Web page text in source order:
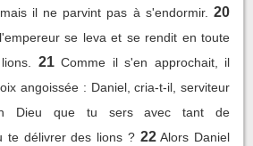
il ne parvint pas à s'endormir. 20
se leva et se rendit en toute
21 Comme il s'en approchait, il
angoissée : Daniel, cria-t-il, serviteur
Dieu que tu sers avec tant de
te délivrer des lions ? 22 Alors Daniel